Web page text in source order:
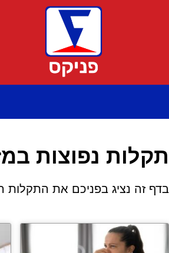
תקלות נפוצות
בדף זה נציג בפניכם את התקלות